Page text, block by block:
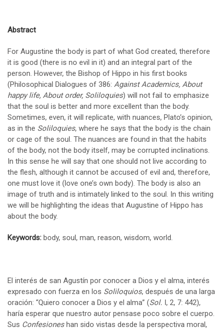
Abstract
For Augustine the body is part of what God created, therefore
it is good (there is no evil in it) and an integral part of the
person. However, the Bishop of Hippo in his first books
(Philosophical Dialogues of 386: Against Academics, About
happy life, About order, Soliloquies) will not fail to emphasize
that the soul is better and more excellent than the body.
Sometimes, even, it will replicate, with nuances, Plato’s opinion,
as in the Soliloquies, where he says that the body is the chain
or cage of the soul. The nuances are found in that the habits
of the body, not the body itself, may be corrupted inclinations.
In this sense he will say that one should not live according to
the flesh, although it cannot be accused of evil and, therefore,
one must love it (love one’s own body). The body is also an
image of truth and is intimately linked to the soul. In this writing
we will be highlighting the ideas that Augustine of Hippo has
about the body.
Keywords: body, soul, man, reason, wisdom, world.
El interés de san Agustín por conocer a Dios y el alma, interés
expresado con fuerza en los Soliloquios, después de una larga
oración: “Quiero conocer a Dios y el alma” (Sol. I, 2, 7: 442),
haría esperar que nuestro autor pensase poco sobre el cuerpo.
Sus Confesioneshan sido vistas desde la perspectiva moral,